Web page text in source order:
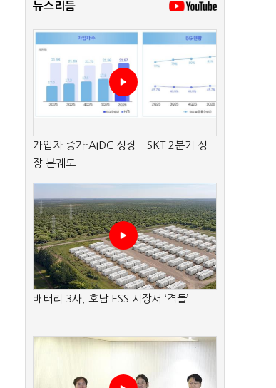
뉴스리듬
가입자 증가·AIDC 성장…SKT 2분기 성
장 본궤도
배터리 3사, 호남 ESS 시장서 ‘격돌’